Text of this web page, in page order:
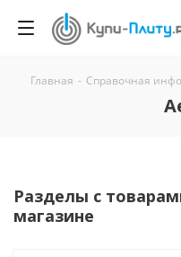
Главная - Справочная
Разделы с
магазине